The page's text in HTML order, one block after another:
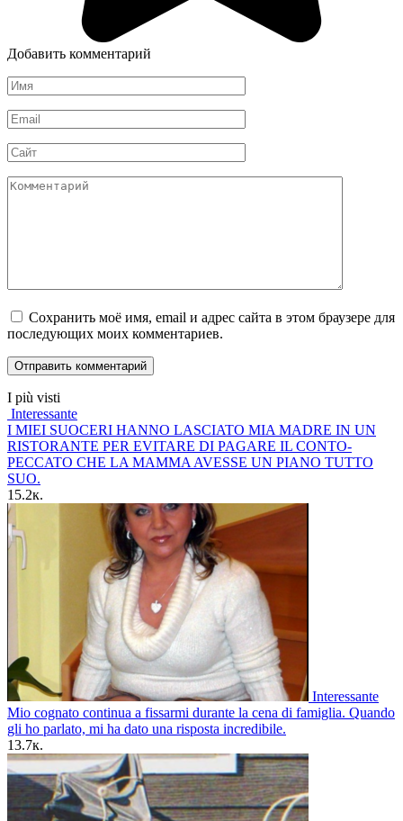
Добавить комментарий
Имя
*
Email
*
Сайт
Комментарий
Сохранить моё имя, email и адрес сайта в этом браузере для
последующих моих комментариев.
I più visti
Interessante
I MIEI SUOCERI HANNO LASCIATO MIA MADRE IN UN
RISTORANTE PER EVITARE DI PAGARE IL CONTO-
PECCATO CHE LA MAMMA AVESSE UN PIANO TUTTO
SUO.
15.2к.
Interessante
Mio cognato continua a fissarmi durante la cena di famiglia. Quando
gli ho parlato, mi ha dato una risposta incredibile.
13.7к.